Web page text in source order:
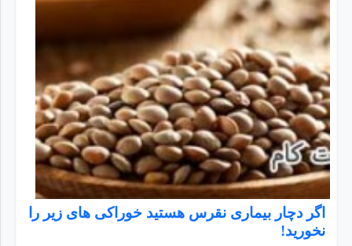
اگر دچار بیماری نقرس هستید خوراکی های زیر را
نخورید!